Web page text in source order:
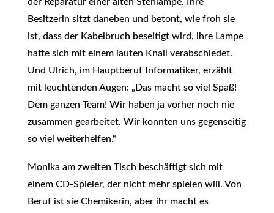
Besitzerin sitzt daneben und betont, wie froh sie
ist, dass der Kabelbruch beseitigt wird, ihre Lampe
hatte sich mit einem lauten Knall verabschiedet.
Und Ulrich, im Hauptberuf Informatiker, erzählt
mit leuchtenden Augen: „Das macht so viel Spaß!
Dem ganzen Team! Wir haben ja vorher noch nie
zusammen gearbeitet. Wir konnten uns gegenseitig
so viel weiterhelfen.“
Monika am zweiten Tisch beschäftigt sich mit
einem CD-Spieler, der nicht mehr spielen will. Von
Beruf ist sie Chemikerin, aber ihr macht es